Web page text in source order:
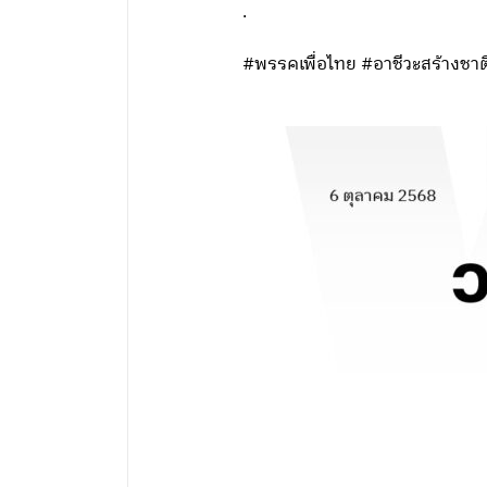
.
#พรรคเพื่อไทย #อาชีวะสร้างช